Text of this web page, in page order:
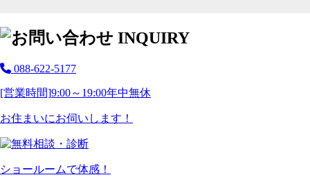
088-622-5177
[営業時間]9:00～19:00年中無休
お住まいにお伺いします！
ショールームで体感！